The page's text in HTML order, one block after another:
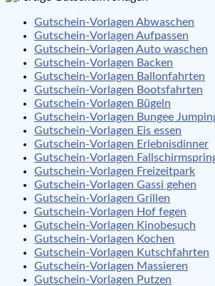
Gutschein-Vorlagen Abwaschen
Gutschein-Vorlagen Aufpassen
Gutschein-Vorlagen Auto waschen
Gutschein-Vorlagen Backen
Gutschein-Vorlagen Ballonfahrten
Gutschein-Vorlagen Bootsfahrten
Gutschein-Vorlagen Bügeln
Gutschein-Vorlagen Bungee
Gutschein-Vorlagen Eis essen
Gutschein-Vorlagen Erlebnisdinner
Gutschein-Vorlagen
Gutschein-Vorlagen Freizeitpark
Gutschein-Vorlagen Gassi gehen
Gutschein-Vorlagen Grillen
Gutschein-Vorlagen Hof fegen
Gutschein-Vorlagen Kinobesuch
Gutschein-Vorlagen Kochen
Gutschein-Vorlagen Kutschfahrten
Gutschein-Vorlagen Massieren
Gutschein-Vorlagen Putzen